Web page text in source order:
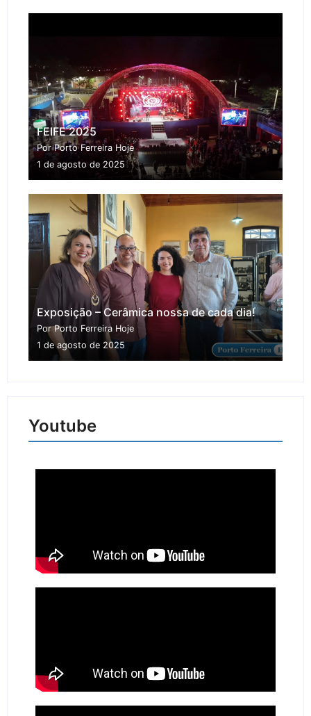
FEIFE 2025
Por Porto Ferreira Hoje
1 de agosto de 2025
Exposição – Cerâmica nossa de cada dia!
Por Porto Ferreira Hoje
1 de agosto de 2025
Youtube